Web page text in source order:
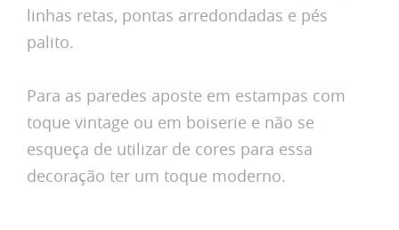
linhas retas, pontas arredondadas e pés
palito.
Para as paredes aposte em estampas com
toque vintage ou em boiserie e não se
esqueça de utilizar de cores para essa
decoração ter um toque moderno.